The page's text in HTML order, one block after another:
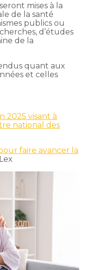
mises à la
de la santé
publics ou
d’études
de la
quant aux
et celles
2025 visant à
national des
faire avancer la